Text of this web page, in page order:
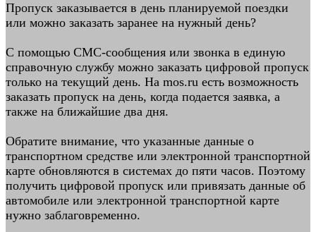
Пропуск заказывается в день планируемой поездки
или можно заказать заранее на нужный день?
С помощью СМС-сообщения или звонка в единую
справочную службу можно заказать цифровой пропуск
только на текущий день. На mos.ru есть возможность
заказать пропуск на день, когда подается заявка, а
также на ближайшие два дня.
Обратите внимание, что указанные данные о
транспортном средстве или электронной транспортной
карте обновляются в системах до пяти часов. Поэтому
получить цифровой пропуск или привязать данные об
автомобиле или электронной транспортной карте
нужно заблаговременно.